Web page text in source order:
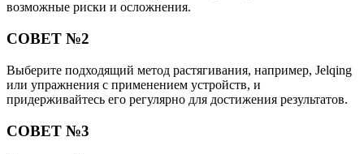
возможные риски и осложнения.
СОВЕТ №2
Выберите подходящий метод растягивания, например, Jelqing
или упражнения с применением устройств, и
придерживайтесь его регулярно для достижения результатов.
СОВЕТ №3